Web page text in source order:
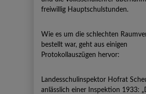
freiwillig Hauptschulstunden.
Wie es um die schlechten
bestellt war, geht aus einigen
Protokollauszügen hervor:
Landesschulinspektor Hofrat
anlässlich einer Inspektion 1933: